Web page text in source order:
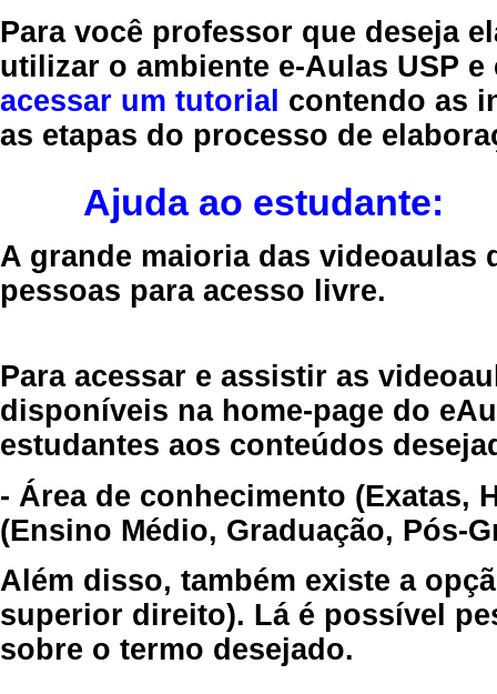
Para você professor que deseja
utilizar o ambiente e-Aulas USP
acessar um tutorial contendo as
as etapas do processo de
Ajuda ao estudante:
A grande maioria das videoaulas
pessoas para acesso livre.
Para acessar e assistir as
disponíveis na home-page do
estudantes aos conteúdos
- Área de conhecimento (Exatas,
(Ensino Médio, Graduação, Pós-
Além disso, também existe a
superior direito). Lá é possível
sobre o termo desejado.